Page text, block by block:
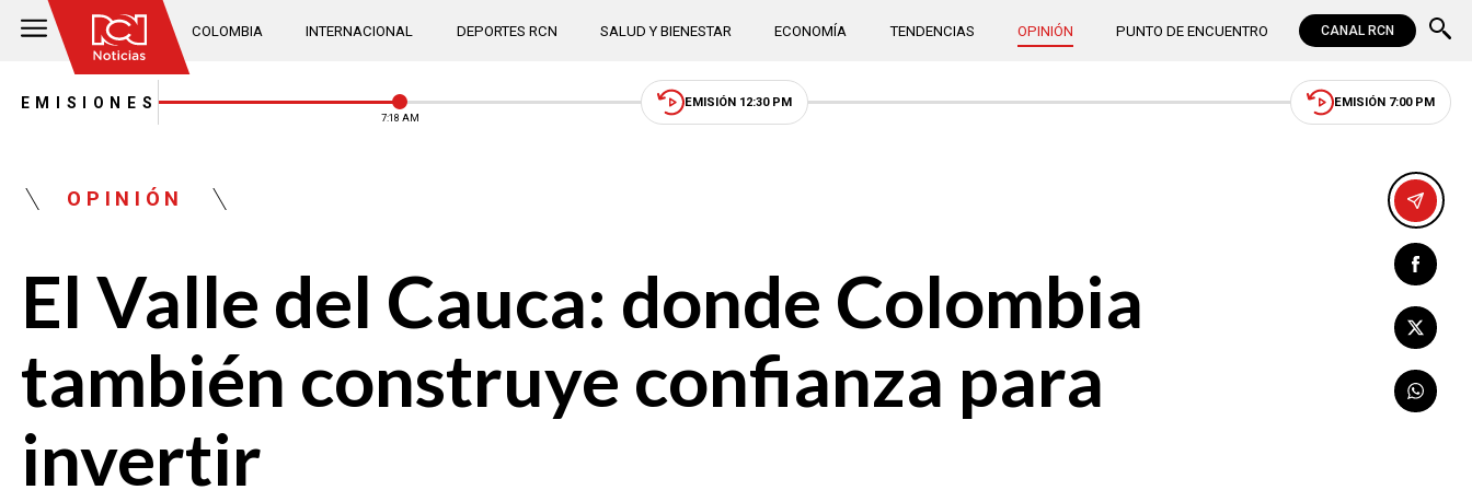
COLOMBIA INTERNACIONAL DEPORTES RCN SALUD Y BIENESTAR ECONOMÍA TENDENCIAS OPINIÓN PUNTO DE ENCUENTRO CANAL RCN
EMISIONES
7:18 AM
EMISIÓN 12:30 PM EMISIÓN 7:00 PM
OPINIÓN
El Valle del Cauca: donde Colombia
también construye confianza para
invertir